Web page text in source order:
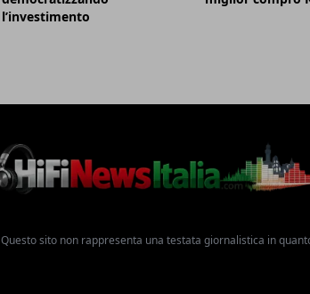
l’investimento
Questo sito non rappresenta una testata giornalistica in